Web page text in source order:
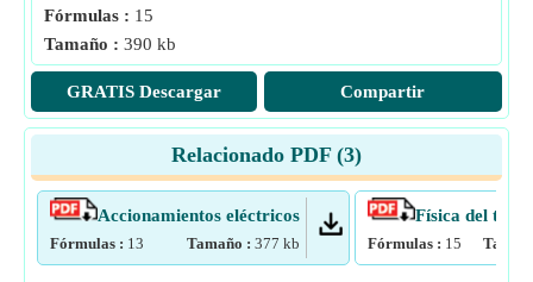
Fórmulas : 15
Tamaño : 390 kb
GRATIS Descargar Compartir
Relacionado PDF (3)
Accionamientos eléctricos
Fórmulas : 13 Tamaño : 377 kb
Física del tren
Fórmulas : 15